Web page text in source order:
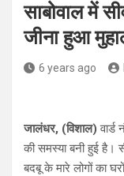
साबोवाल में
जीना हुआ
6 years ago
जालंधर, (विशाल)
की समस्या बनी हुई है।
बदबू के मारे लोगों का